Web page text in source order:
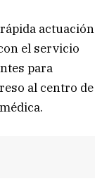
actuación
el servicio
para
al centro de